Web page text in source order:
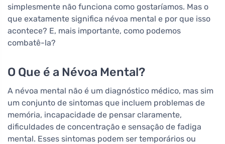
simplesmente não funciona como gostaríamos. Mas o
que exatamente significa névoa mental e por que isso
acontece? E, mais importante, como podemos
combatê-la?
O Que é a Névoa Mental?
A névoa mental não é um diagnóstico médico, mas sim
um conjunto de sintomas que incluem problemas de
memória, incapacidade de pensar claramente,
dificuldades de concentração e sensação de fadiga
mental. Esses sintomas podem ser temporários ou